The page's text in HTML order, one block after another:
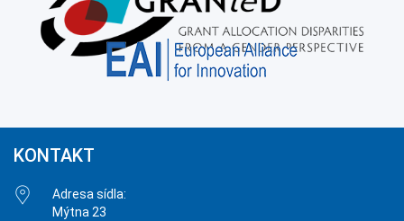
KONTAKT
Adresa sídla:
Mýtna 23